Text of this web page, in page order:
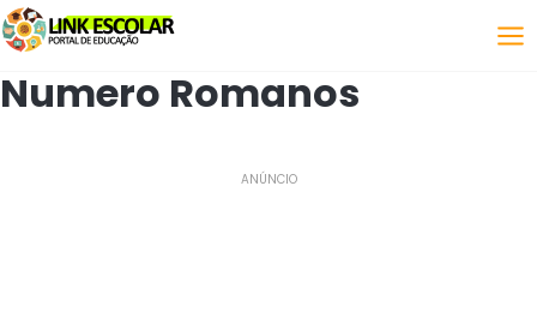
Link
Numero Romanos
ANÚNCIO